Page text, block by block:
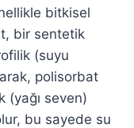
bitkisel
bir sentetik
(suyu
polisorbat
(yağı seven)
bu sayede su